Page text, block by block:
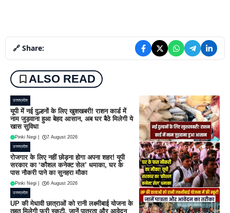
🔗 Share:
ALSO READ
उत्तरप्रदेश
यूपी में नई दुल्हनों के लिए खुशखबरी! राशन कार्ड में
नाम जुड़वाना हुआ बेहद आसान, अब घर बैठे मिलेगी ये
खास सुविधा
Pinki Negi 7 August 2026
उत्तरप्रदेश
रोजगार के लिए नहीं छोड़ना होगा अपना शहर! यूपी
सरकार का ‘कौशल कनेक्ट सेल’ धमाका, घर के
पास नौकरी पाने का सुनहरा मौका
Pinki Negi 6 August 2026
उत्तरप्रदेश
UP की मेधावी छात्राओं को रानी लक्ष्मीबाई योजना के
तहत मिलेगी फ्री स्कूटी, जानें पात्रता और आवेदन